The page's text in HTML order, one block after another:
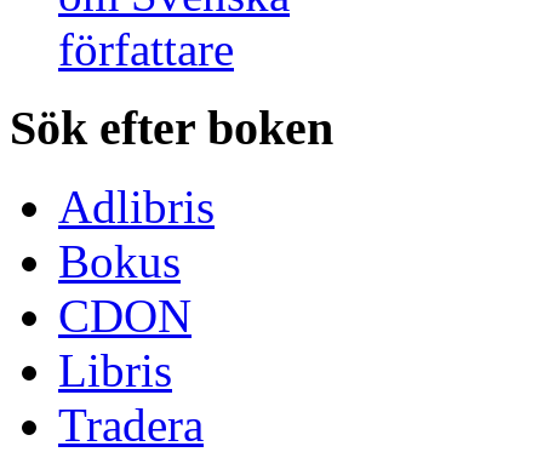
Sök efter boken
Adlibris
Bokus
CDON
Libris
Tradera